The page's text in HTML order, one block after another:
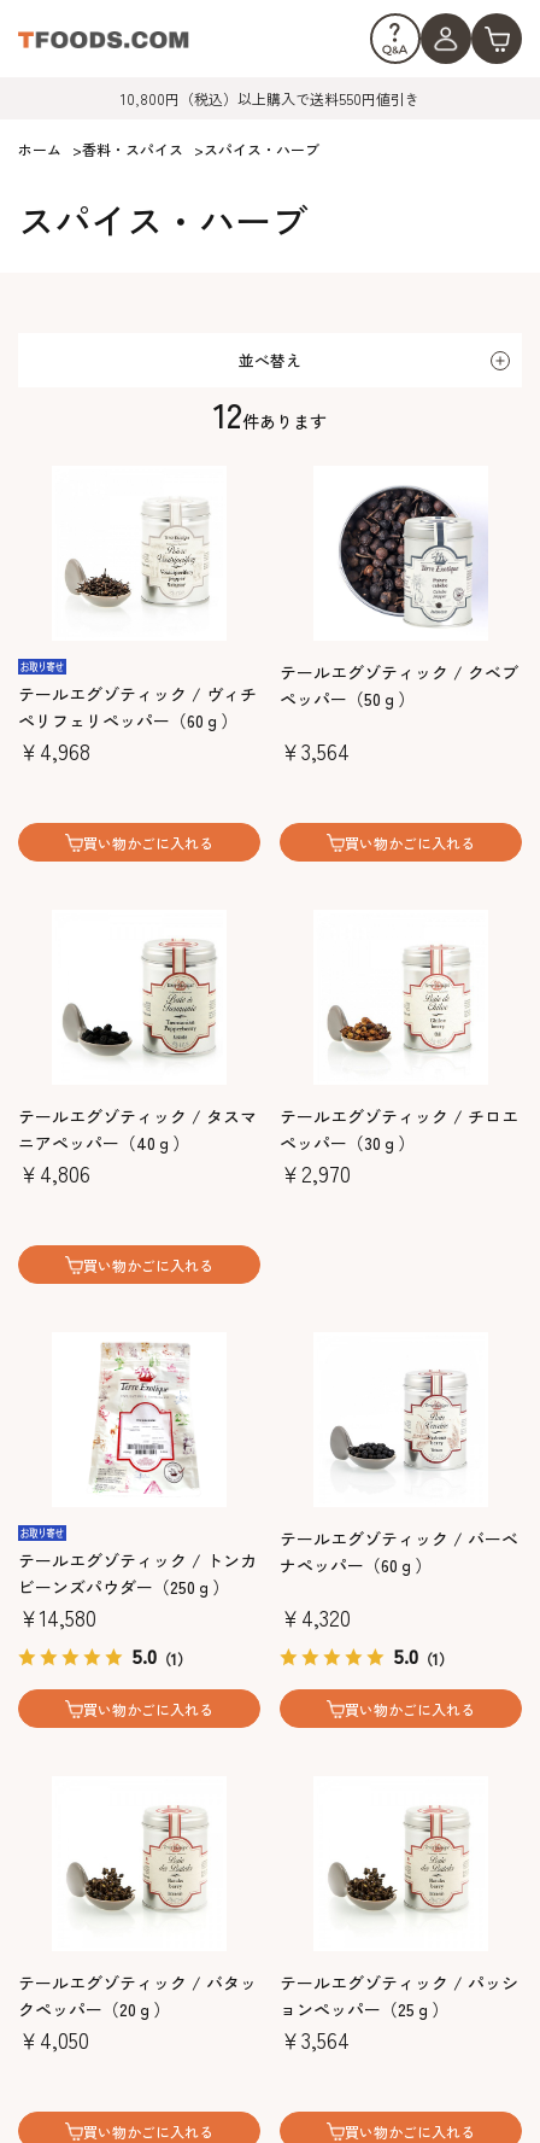
10,800円（税込）以上購入で送料550円値引き
ホーム >香料・スパイス >スパイス・ハーブ
スパイス・ハーブ
並べ替え
12件あります
テールエグゾティック / ヴィチ
ペリフェリペッパー（60ｇ）
￥4,968
買い物かごに入れる
テールエグゾティック / クベブ
ペッパー（50ｇ）
￥3,564
買い物かごに入れる
テールエグゾティック / タスマ
ニアペッパー（40ｇ）
￥4,806
買い物かごに入れる
テールエグゾティック / チロエ
ペッパー（30ｇ）
￥2,970
テールエグゾティック / トンカ
ビーンズパウダー（250ｇ）
￥14,580
5.0 （1）
買い物かごに入れる
テールエグゾティック / バーベ
ナペッパー（60ｇ）
￥4,320
5.0 （1）
買い物かごに入れる
テールエグゾティック / バタッ
クペッパー（20ｇ）
￥4,050
買い物かごに入れる
テールエグゾティック / パッシ
ョンペッパー（25ｇ）
￥3,564
買い物かごに入れる